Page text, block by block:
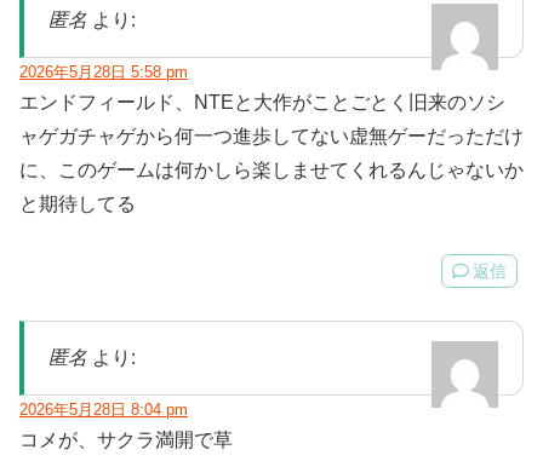
匿名 より:
2026年5月28日 5:58 pm
エンドフィールド、NTEと大作がことごとく旧来のソシ
ャゲガチャゲから何一つ進歩してない虚無ゲーだっただけ
に、このゲームは何かしら楽しませてくれるんじゃないか
と期待してる
返信
匿名 より:
2026年5月28日 8:04 pm
コメが、サクラ満開で草